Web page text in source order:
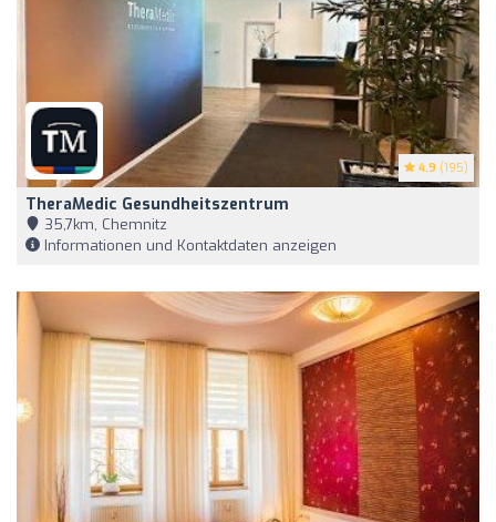
4.9 (195)
TheraMedic Gesundheitszentrum
35,7km, Chemnitz
Informationen und Kontaktdaten anzeigen